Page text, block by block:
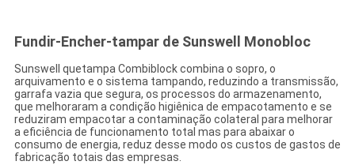
Fundir-Encher-tampar de Sunswell Monobloc
Sunswell quetampa Combiblock combina o sopro, o
arquivamento e o sistema tampando, reduzindo a transmissão,
garrafa vazia que segura, os processos do armazenamento,
que melhoraram a condição higiênica de empacotamento e se
reduziram empacotar a contaminação colateral para melhorar
a eficiência de funcionamento total mas para abaixar o
consumo de energia, reduz desse modo os custos de gastos de
fabricação totais das empresas.